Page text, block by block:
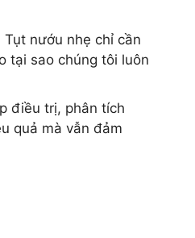
nướu nhẹ chỉ cần
tại sao chúng tôi luôn
điều trị, phân tích
quả mà vẫn đảm